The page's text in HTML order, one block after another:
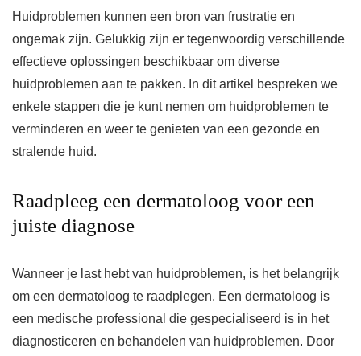
Huidproblemen kunnen een bron van frustratie en
ongemak zijn. Gelukkig zijn er tegenwoordig verschillende
effectieve oplossingen beschikbaar om diverse
huidproblemen aan te pakken. In dit artikel bespreken we
enkele stappen die je kunt nemen om huidproblemen te
verminderen en weer te genieten van een gezonde en
stralende huid.
Raadpleeg een dermatoloog voor een
juiste diagnose
Wanneer je last hebt van huidproblemen, is het belangrijk
om een dermatoloog te raadplegen. Een dermatoloog is
een medische professional die gespecialiseerd is in het
diagnosticeren en behandelen van huidproblemen. Door